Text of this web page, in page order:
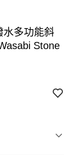
水多功能斜
Stone